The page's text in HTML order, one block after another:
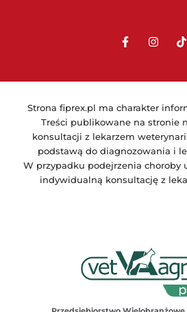
Strona fiprex.pl ma charakter
Treści publikowane na stronie
konsultacji z lekarzem
podstawą do diagnozowania i
W przypadku podejrzenia choroby
indywidualną konsultację z